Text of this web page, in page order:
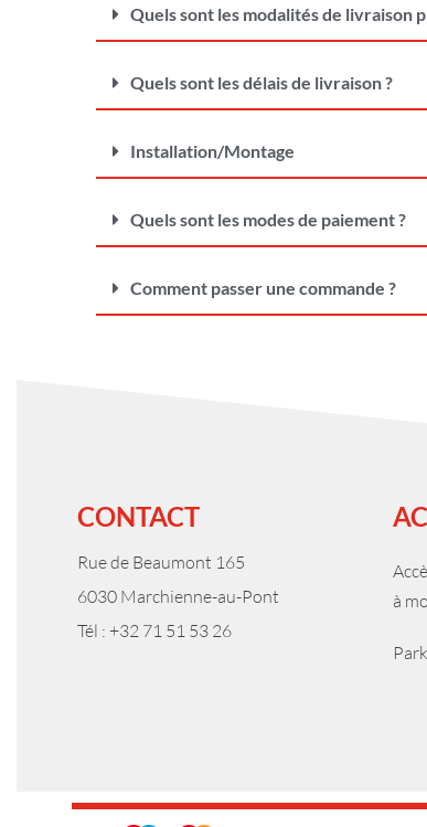
Quels sont les modalités de livraison
Quels sont les délais de livraison ?
Installation/Montage
Quels sont les modes de paiement ?
Comment passer une commande ?
CONTACT
Rue de Beaumont 165
6030 Marchienne-au-Pont
Tél : +32 71 51 53 26
à